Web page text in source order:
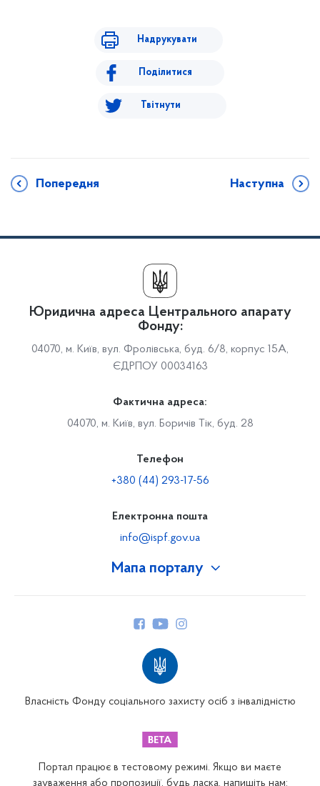
Надрукувати
Поділитися
Твітнути
Попередня Наступна
Мапа порталу
Закарпатське відділення
Юридична адреса Центрального апарату
Фонду:
04070, м. Київ, вул. Фролівська, буд. 6/8, корпус 15А,
ЄДРПОУ 00034163
Фактична адреса:
04070, м. Київ, вул. Боричів Тік, буд. 28
Телефон
+380 (44) 293-17-56
Електронна пошта
info@ispf.gov.ua
Власність Фонду соціального захисту осіб з інвалідністю
Портал працює в тестовому режимі. Якщо ви маєте
зауваження або пропозиції, будь ласка, напишіть нам: